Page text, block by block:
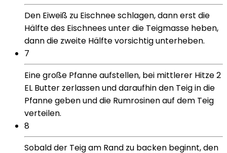
Den Eiweiß zu Eischnee schlagen, dann erst die
Hälfte des Eischnees unter die Teigmasse heben,
dann die zweite Hälfte vorsichtig unterheben.
7
Eine große Pfanne aufstellen, bei mittlerer Hitze 2
EL Butter zerlassen und daraufhin den Teig in die
Pfanne geben und die Rumrosinen auf dem Teig
verteilen.
8
Sobald der Teig am Rand zu backen beginnt, den